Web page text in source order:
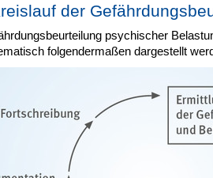
der
psychischer
folgendermaßen dargestellt